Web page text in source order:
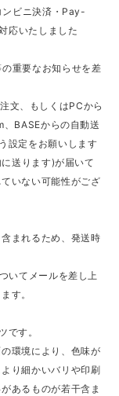
ビニ決済・Pay-
応いたしました
重要なお知らせを差
文、もしくはPCから
、BASEからの自動送
設定をお願いします
送ります)が届いて
いない可能性がござ
まれるため、発送時
いてメールを差し上
す。
です。
環境により、色味が
り細かいバリや印刷
あるものが若干含ま